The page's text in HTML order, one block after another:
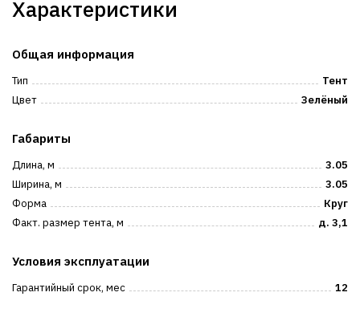
Характеристики
Общая информация
Тип
Тент
Цвет
Зелёный
Габариты
Длина, м
3.05
Ширина, м
3.05
Форма
Круг
Факт. размер тента, м
д. 3,1
Условия эксплуатации
Гарантийный срок, мес 12